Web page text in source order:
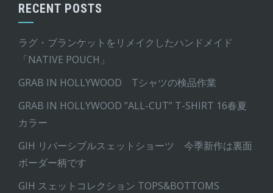
RECENT POSTS
ラグ・ブランケットをリメイクしたハンドメイド
「NATIVE POUCH」
GRAB IN HOLLYWOOD Tシャツの検品作業
GRAB IN HOLLYWOOD ”ALL-CUT” T-SHIRT 16春夏
カラー
GIH リバーシブルスェットショーツ 今季新作は裏面
ボーダー柄です
GIH スェットコレクション TOPS&BOTTOMS